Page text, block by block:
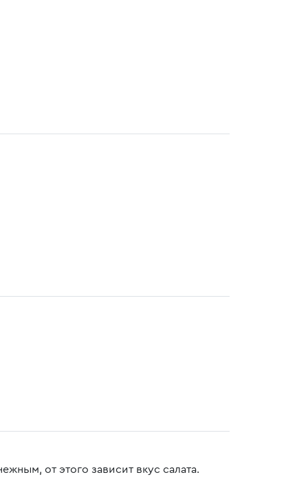
от этого зависит вкус салата.